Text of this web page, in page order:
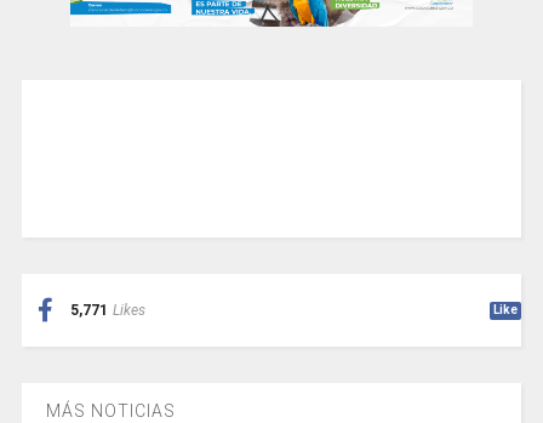
5,771 Likes Like
MÁS NOTICIAS